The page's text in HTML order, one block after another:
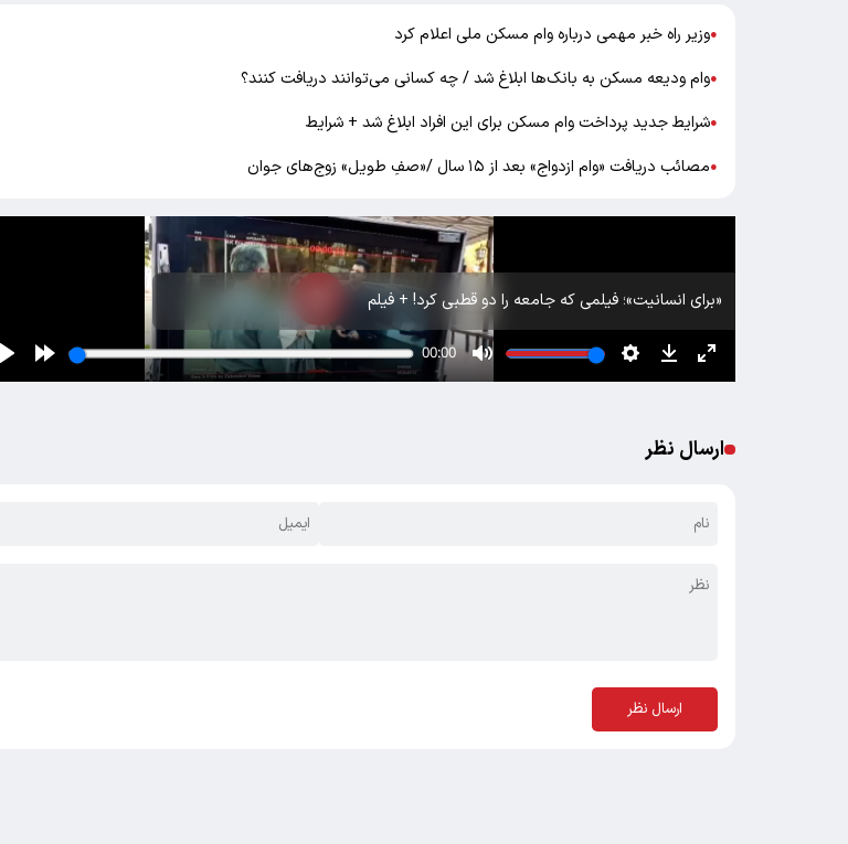
●وزیر راه خبر مهمی درباره وام مسکن ملی اعلام کرد
●وام ودیعه مسکن به بانک‌ها ابلاغ شد / چه کسانی می‌توانند دریافت کنند؟
●شرایط جدید پرداخت وام مسکن برای این افراد ابلاغ شد + شرایط
●مصائب دریافت «وام ازدواج» بعد از ۱۵ سال /«صفِ طویل» زوج‌های جوان
«برای انسانیت»؛ فیلمی که جامعه را دو قطبی کرد! + فیلم
ارسال نظر
ارسال نظر